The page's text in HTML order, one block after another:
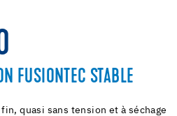
FUSIONTEC STABLE
quasi sans tension et à séchage